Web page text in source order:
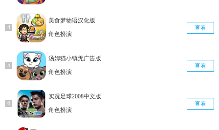
美食梦物语汉化版
角色扮演
查看
汤姆猫小镇无广告版
角色扮演
查看
实况足球2008中文版
角色扮演
查看